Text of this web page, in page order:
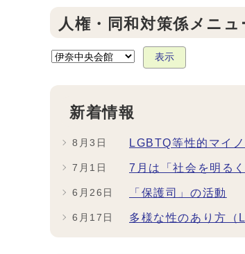
人権・同和対策係メニュ
表示
新着情報
8月3日 LGBTQ等性的マイ
7月1日 7月は「社会を明る
6月26日 「保護司」の活動
6月17日 多様な性のあり方（